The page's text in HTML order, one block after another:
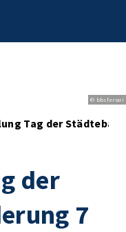
© bbsferrari
Tag der
der
7